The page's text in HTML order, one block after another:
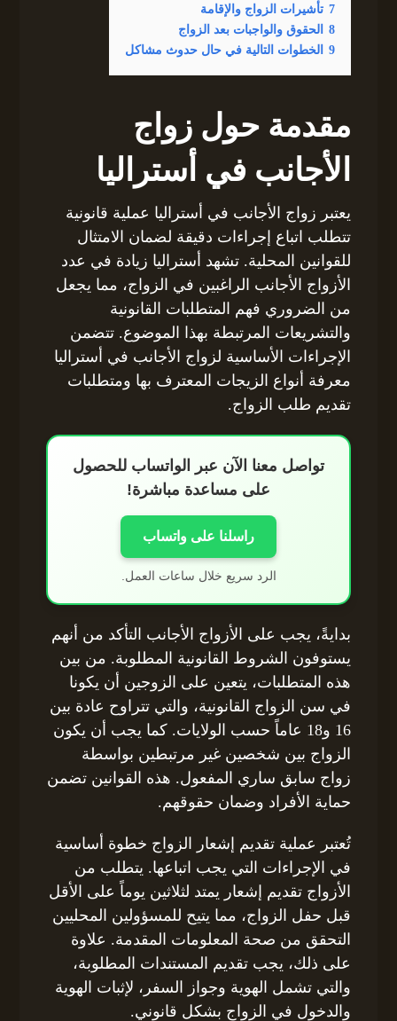
7 تأشيرات الزواج والإقامة
8
الحقوق والواجبات بعد الزواج
9
الخطوات التالية في حال حدوث مشاكل
مقدمة حول زواج
الأجانب في أستراليا
يعتبر زواج الأجانب في أستراليا عملية قانونية
تتطلب اتباع إجراءات دقيقة لضمان الامتثال
للقوانين المحلية. تشهد أستراليا زيادة في عدد
الأزواج الأجانب الراغبين في الزواج، مما يجعل
من الضروري فهم المتطلبات القانونية
والتشريعات المرتبطة بهذا الموضوع. تتضمن
الإجراءات الأساسية لزواج الأجانب في أستراليا
معرفة أنواع الزيجات المعترف بها ومتطلبات
تقديم طلب الزواج.
تواصل معنا الآن عبر الواتساب للحصول
على مساعدة مباشرة!
راسلنا على واتساب
الرد سريع خلال ساعات العمل.
بدايةً، يجب على الأزواج الأجانب التأكد من أنهم
يستوفون الشروط القانونية المطلوبة. من بين
هذه المتطلبات، يتعين على الزوجين أن يكونا
في سن الزواج القانونية، والتي تتراوح عادة بين
16 و18 عاماً حسب الولايات. كما يجب أن يكون
الزواج بين شخصين غير مرتبطين بواسطة
زواج سابق ساري المفعول. هذه القوانين تضمن
حماية الأفراد وضمان حقوقهم.
تُعتبر عملية تقديم إشعار الزواج خطوة أساسية
في الإجراءات التي يجب اتباعها. يتطلب من
الأزواج تقديم إشعار يمتد لثلاثين يوماً على الأقل
قبل حفل الزواج، مما يتيح للمسؤولين المحليين
التحقق من صحة المعلومات المقدمة. علاوة
على ذلك، يجب تقديم المستندات المطلوبة،
والتي تشمل الهوية وجواز السفر، لإثبات الهوية
والدخول في الزواج بشكل قانوني.